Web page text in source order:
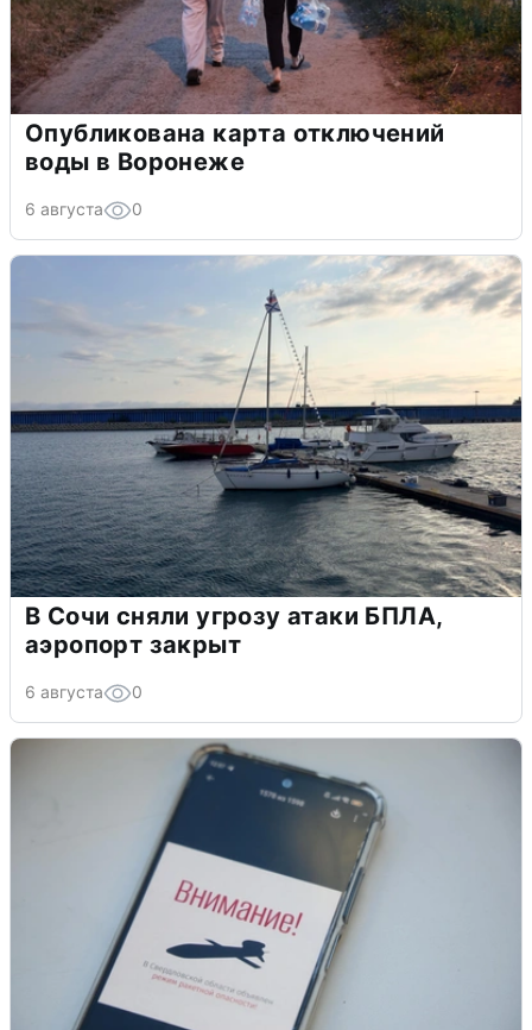
Опубликована карта отключений
воды в Воронеже
6 августа 0
В Сочи сняли угрозу атаки БПЛА,
аэропорт закрыт
6 августа 0